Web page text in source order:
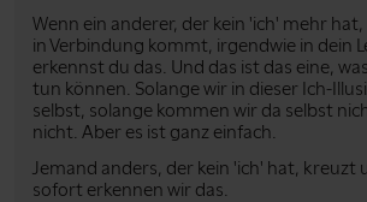
Wenn ein anderer, der kein 'ich' mehr
in Verbindung kommt, irgendwie in dein
erkennst du das. Und das ist das eine,
tun können. Solange wir in dieser Ich-
selbst, solange kommen wir da selbst
nicht. Aber es ist ganz einfach.
Jemand anders, der kein 'ich' hat, kreuzt
sofort erkennen wir das.